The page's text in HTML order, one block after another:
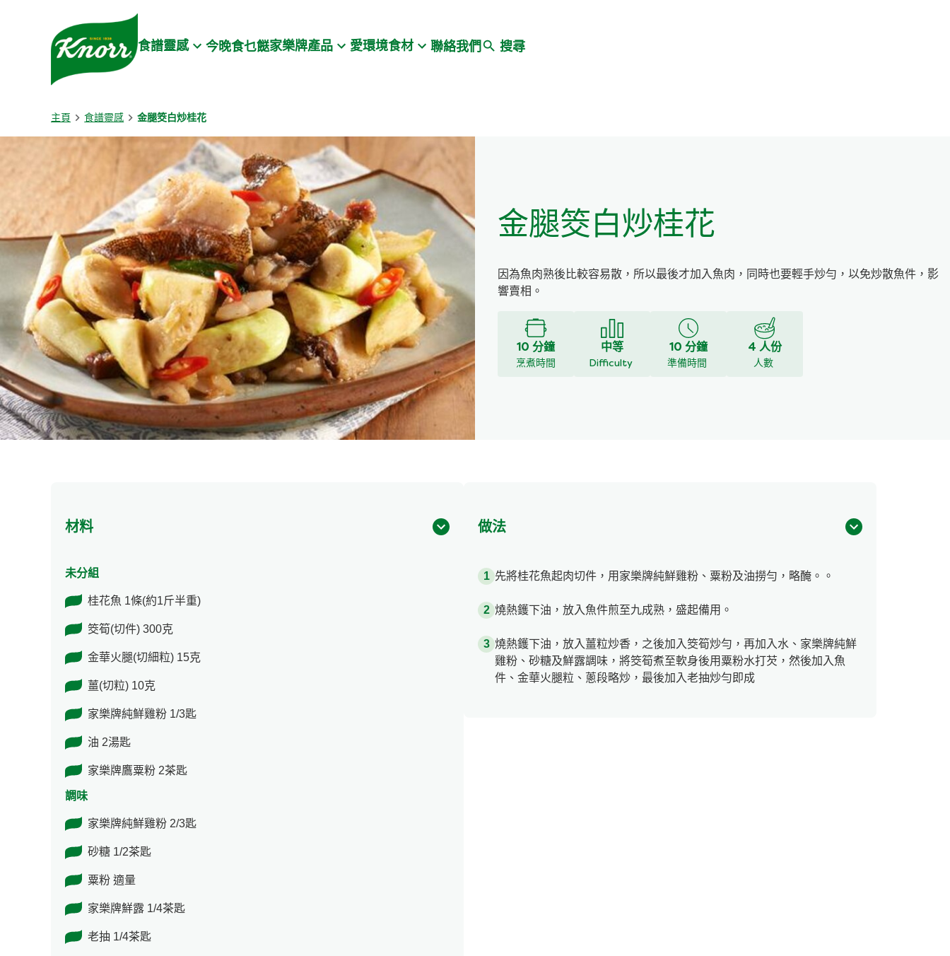
Skip to:
食譜靈感 今晚食乜餸家樂牌產品 愛環境食材 聯絡我們 搜尋
主頁 食譜靈感 金腿筊白炒桂花
金腿筊白炒桂花
因為魚肉熟後比較容易散，所以最後才加入魚肉，同時也要輕手炒勻，以免炒散魚件，影
響賣相。
10 分鐘
烹煮時間
中等
Difficulty
10 分鐘
準備時間
4 人份
人數
材料
未分組
桂花魚 1條(約1斤半重)
筊筍(切件) 300克
金華火腿(切細粒) 15克
薑(切粒) 10克
家樂牌純鮮雞粉 1/3匙
油 2湯匙
家樂牌鷹粟粉 2茶匙
調味
家樂牌純鮮雞粉 2/3匙
砂糖 1/2茶匙
粟粉 適量
家樂牌鮮露 1/4茶匙
老抽 1/4茶匙
做法
先將桂花魚起肉切件，用家樂牌純鮮雞粉、粟粉及油撈勻，略醃。。
燒熱鑊下油，放入魚件煎至九成熟，盛起備用。
燒熱鑊下油，放入薑粒炒香，之後加入筊筍炒勻，再加入水、家樂牌純鮮
雞粉、砂糖及鮮露調味，將筊筍煮至軟身後用粟粉水打芡，然後加入魚
件、金華火腿粒、蔥段略炒，最後加入老抽炒勻即成